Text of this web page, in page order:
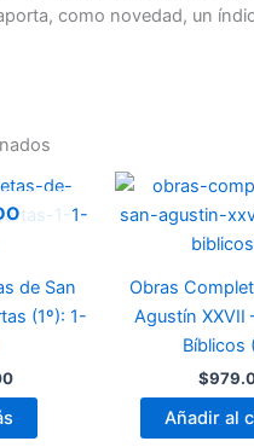
como novedad, un
de San
(1º): 1-
Obras
Agustín XXVII
Bíblicos
$
Añadir al